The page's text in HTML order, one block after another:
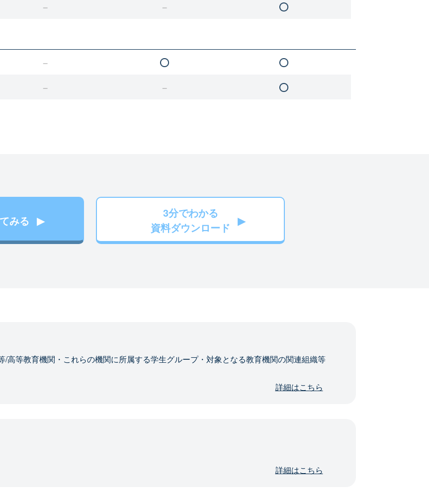
みる
3分でわかる
資料ダウンロード
/高等教育機関・これらの機関に所属する学生グループ・対象となる教育機関の関連組織等
詳細はこちら
詳細はこちら